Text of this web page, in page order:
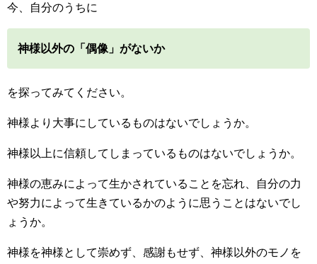
今、自分のうちに
神様以外の「偶像」がないか
を探ってみてください。
神様より大事にしているものはないでしょうか。
神様以上に信頼してしまっているものはないでしょうか。
神様の恵みによって生かされていることを忘れ、自分の力
や努力によって生きているかのように思うことはないでし
ょうか。
神様を神様として崇めず、感謝もせず、神様以外のモノを